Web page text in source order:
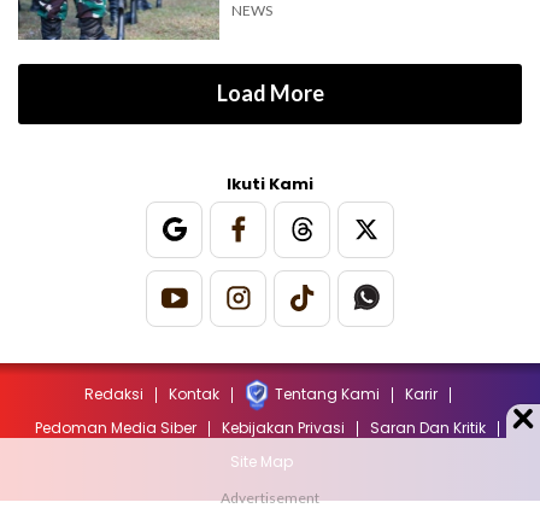
NEWS
Load More
Ikuti Kami
Redaksi Kontak Tentang Kami
Karir
Pedoman Media Siber
Kebijakan Privasi
Saran Dan Kritik
Site Map